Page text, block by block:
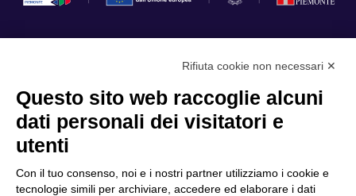
Cookie Policy
Scopri il Polo
Partner
Finanziamenti e bandi
Rifiuta cookie non necessari ✕
Questo sito web raccoglie alcuni
dati personali dei visitatori e
utenti
Con il tuo consenso, noi e i nostri partner utilizziamo i cookie e
tecnologie simili per archiviare, accedere ed elaborare i dati